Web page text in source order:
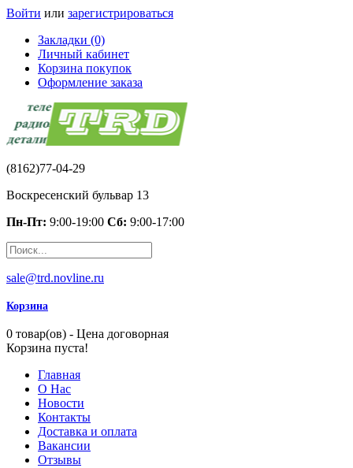
Войти или зарегистрироваться
Закладки (0)
Личный кабинет
Корзина покупок
Оформление заказа
(8162)77-04-29
Воскресенский бульвар 13
Пн-Пт: 9:00-19:00 Сб: 9:00-17:00
sale@trd.novline.ru
Корзина
0 товар(ов) - Цена договорная
Корзина пуста!
Главная
О Нас
Новости
Контакты
Доставка и оплата
Вакансии
Отзывы